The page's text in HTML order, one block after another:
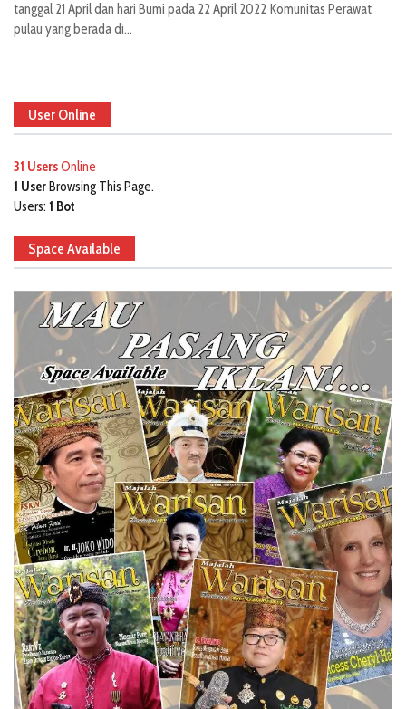
tanggal 21 April dan hari Bumi pada 22 April 2022 Komunitas Perawat
pulau yang berada di...
User Online
31 UsersOnline
1 UserBrowsing This Page.
Users: 1 Bot
Space Available